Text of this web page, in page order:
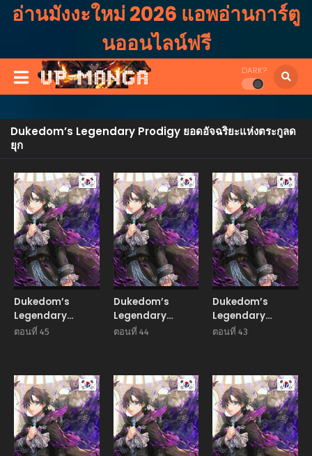
อ่านมังงะใหม่ 2026 แอพอ่านการ์ตู
นออนไลน์ฟรี
DARK?
Dukedom’s Legendary Prodigy ยอดอัจฉริยะแห่งตระกูลด
ยุก
Manhwa
Dukedom’s
Legendary
Prodigy ยอด
ตอนที่ 45
Manhwa
Dukedom’s
Legendary
Prodigy ยอด
ตอนที่ 44
Dukedom’s
Legendary
Prodigy ยอด
ตอนที่ 43
Manhwa Manhwa